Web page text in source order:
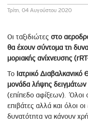
Τρίτη, 04 Αυγούστου 2020
Οι ταξιδιώτες στο
θα έχουν σύντομα τη
μοριακής ανίχνευσης
To Ιατρικό Διαβαλκανικό
μονάδα λήψης δειγμάτων
(επίπεδο αφίξεων). Όλοι
επιβάτες αλλά και όλοι
δυνατότητα να κάνουν